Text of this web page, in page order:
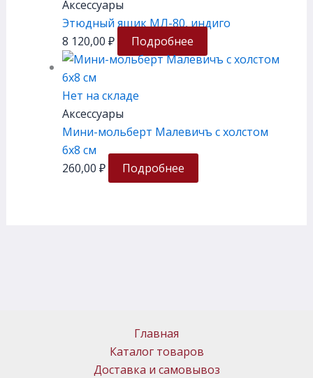
Аксессуары
Этюдный ящик МЛ-80, индиго
8 120,00 ₽ Подробнее
Нет на складе
Аксессуары
Мини-мольберт Малевичъ с холстом
6х8 см
260,00 ₽ Подробнее
Главная
Каталог товаров
Доставка и самовывоз